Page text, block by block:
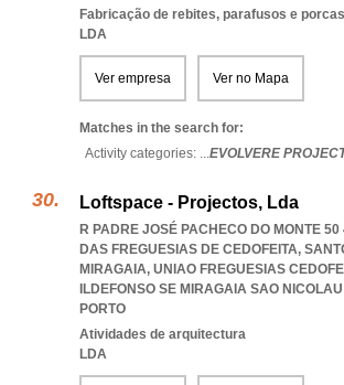
Fabricação de rebites, parafusos e porcas
LDA
Ver empresa Ver no Mapa
Matches in the search for:
Activity categories: ...EVOLVERE
Loftspace - Projectos, Lda
R PADRE JOSÉ PACHECO DO MONTE
DAS FREGUESIAS DE CEDOFEITA,
MIRAGAIA, UNIAO FREGUESIAS
ILDEFONSO SE MIRAGAIA SAO
PORTO
Atividades de arquitectura
LDA